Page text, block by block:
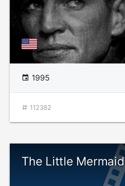
1995
112382
The Little Mermaid